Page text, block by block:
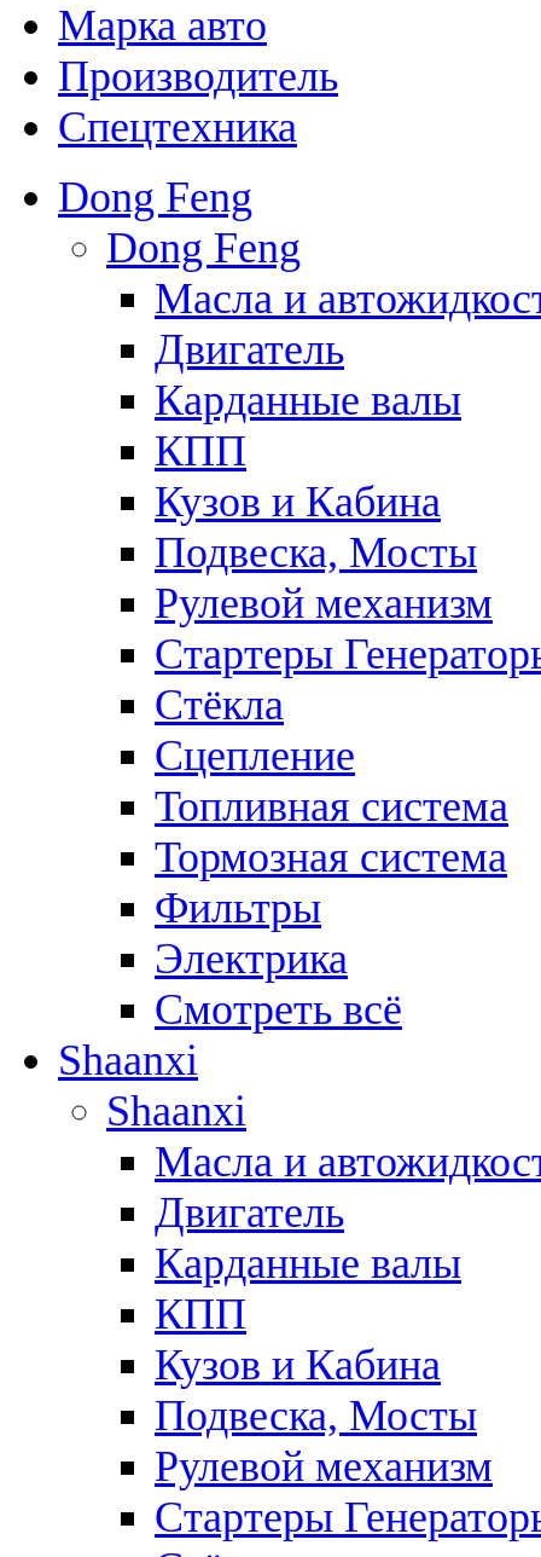
Марка авто
Производитель
Спецтехника
Dong Feng
Dong Feng
Масла и
Двигатель
Карданные валы
КПП
Кузов и Кабина
Подвеска, Мосты
Рулевой механизм
Стартеры
Стёкла
Сцепление
Топливная система
Тормозная система
Фильтры
Электрика
Смотреть всё
Shaanxi
Shaanxi
Масла и
Двигатель
Карданные валы
КПП
Кузов и Кабина
Подвеска, Мосты
Рулевой механизм
Стартеры